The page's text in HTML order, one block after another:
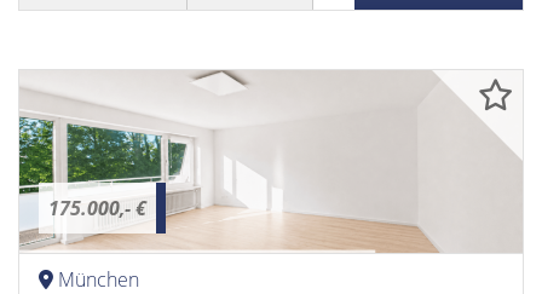
175.000,- €
München